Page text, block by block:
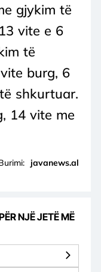
gjykim të
vite e 6
të
burg, 6
shkurtuar.
14 vite me
javanews.al
NJË JETË MË